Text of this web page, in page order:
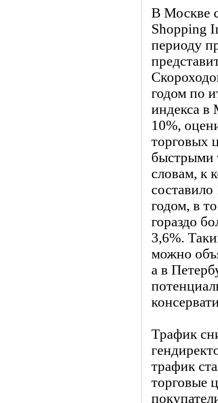
В Москве
Shopping
периоду
годом по
индекса в
10%,
торговых
быстрыми
словам, к
годом, в
гораздо
3,6%.
можно
а в
Трафик
трафик
торговые